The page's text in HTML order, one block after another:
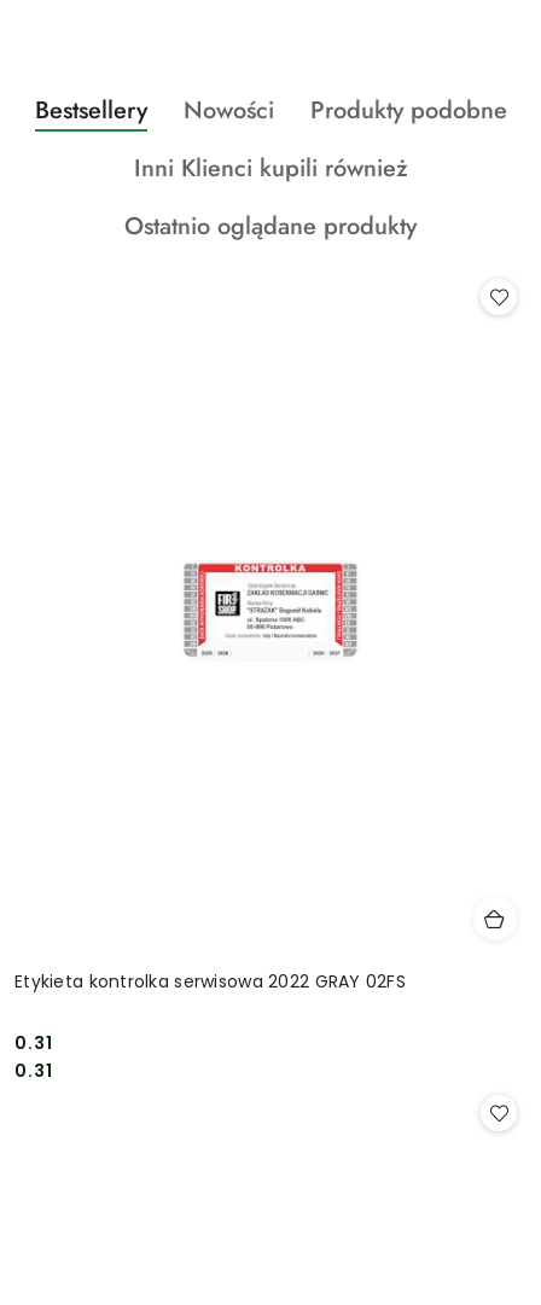
Pomiń karuzelę produktów
Produkty
o
Bestsellery
Produkty
statusie:
Nowości
Produkty
statusie:
Produkty podobne
Produkty
statusie:
Inni Klienci kupili również
Produkty
Ostatnio oglądane produkty
Etykieta kontrolka serwisowa 2022 GRAY 02FS
Cena:
0.31
Cena:
0.31